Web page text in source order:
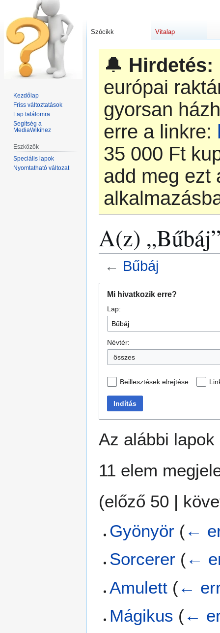
🔔 Hirdetés:
európai
gyorsan
erre a linkre:
‎35 000 Ft
add meg ezt
A(z)
← Bűbáj
navigációhoz
kereséshez
Mi hivatkozik erre?
Lap:
Névtér:
összes
Beillesztések elrejtése
Indítás
Az alábbi
11 elem
(előző 50 |
Gyönyör (←
Sorcerer (←
Amulett (←
Mágikus (←
Szócikk Vitalap
Kezdőlap
Friss változtatások
Lap találomra
Segítség a
MediaWikihez
Eszközök
Speciális lapok
Nyomtatható változat